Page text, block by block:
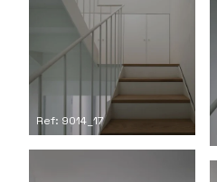
Ref: 9014_17